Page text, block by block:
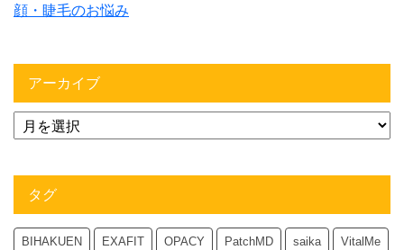
顔・睫毛のお悩み
アーカイブ
タグ
BIHAKUEN EXAFIT OPACY PatchMD saika VitalMe